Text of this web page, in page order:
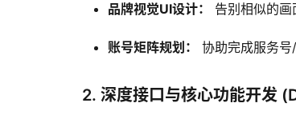
品牌视觉UI设计： 告别相似的画
账号矩阵规划： 协助完成服务号
2. 深度接口与核心功能开发